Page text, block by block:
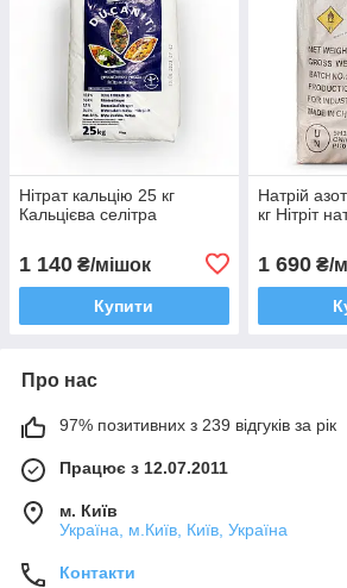
Нітрат кальцію 25 кг
Кальцієва селітра
1 140 ₴/мішок
Купити
Натрій
кг Нітріт
1 690₴/
Про нас
97% позитивних з 239 відгуків за рік
Працює з 12.07.2011
м. Київ
Україна, м.Київ, Київ, Україна
Контакти